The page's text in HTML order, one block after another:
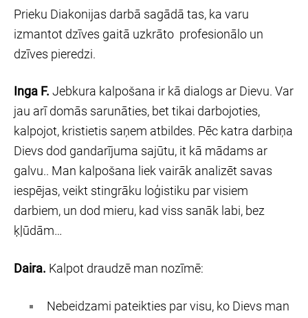
Prieku Diakonijas darbā sagādā tas, ka varu
izmantot dzīves gaitā uzkrāto profesionālo un
dzīves pieredzi.
Inga F. Jebkura kalpošana ir kā dialogs ar Dievu. Var
jau arī domās sarunāties, bet tikai darbojoties,
kalpojot, kristietis saņem atbildes. Pēc katra darbiņa
Dievs dod gandarījuma sajūtu, it kā mādams ar
galvu.. Man kalpošana liek vairāk analizēt savas
iespējas, veikt stingrāku loģistiku par visiem
darbiem, un dod mieru, kad viss sanāk labi, bez
ķļūdām…
Daira. Kalpot draudzē man nozīmē:
Nebeidzami pateikties par visu, ko Dievs man